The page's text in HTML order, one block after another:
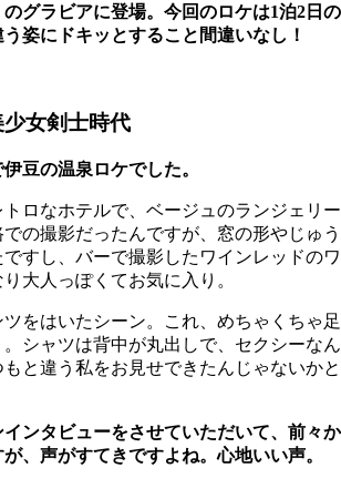
グラビアに登場。今回のロケは1泊2日の
姿にドキッとすること間違いなし！
女剣士時代
豆の温泉ロケでした。
ロなホテルで、ベージュのランジェリー
の撮影だったんですが、窓の形やじゅう
すし、バーで撮影したワインレッドのワ
大人っぽくてお気に入り。
をはいたシーン。これ、めちゃくちゃ足
シャツは背中が丸出しで、セクシーなん
と違う私をお見せできたんじゃないかと
ンタビューをさせていただいて、前々か
、声がすてきですよね。心地いい声。